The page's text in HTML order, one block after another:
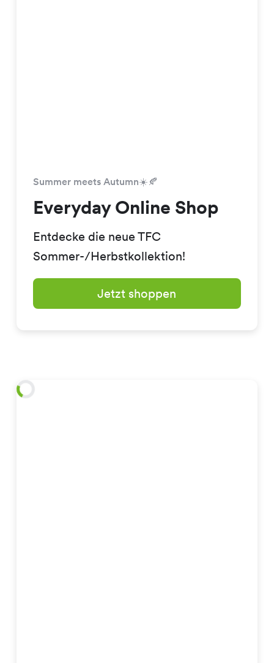
Summer meets Autumn☀️🍂
Everyday Online Shop
Entdecke die neue TFC
Sommer-/Herbstkollektion!
Jetzt shoppen